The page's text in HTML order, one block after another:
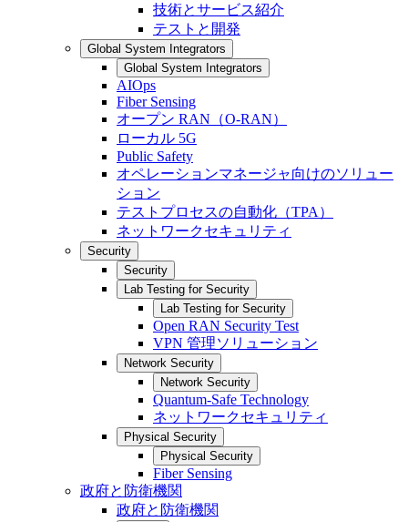
技術とサービス紹介
テストと開発
Global System Integrators
Global System Integrators
AIOps
Fiber Sensing
オープン RAN（O-RAN）
ローカル 5G
Public Safety
オペレーションマネージャ向けのソリュー
ション
テストプロセスの自動化（TPA）
ネットワークセキュリティ
Security
Security
Lab Testing for Security
Lab Testing for Security
Open RAN Security Test
VPN 管理ソリューション
Network Security
Network Security
Quantum-Safe Technology
ネットワークセキュリティ
Physical Security
Physical Security
Fiber Sensing
政府と防衛機関
政府と防衛機関